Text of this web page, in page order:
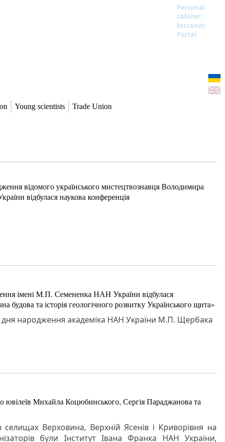
Personal
cabinet
Intranet
Portal
Young scientists Trade Union
відомого українського мистецтвознавця Володимира
відбулася наукова конференція
імені М.П. Семененка НАН України відбулася
будова та історія геологічного розвитку Українського щита»
дня народження академіка НАН України М.П. Щербака
ювілеїв Михайла Коцюбинського, Сергія Параджанова та
Верховина, Верхній Ясенів і Криворівня на
були Інститут Івана Франка НАН України,